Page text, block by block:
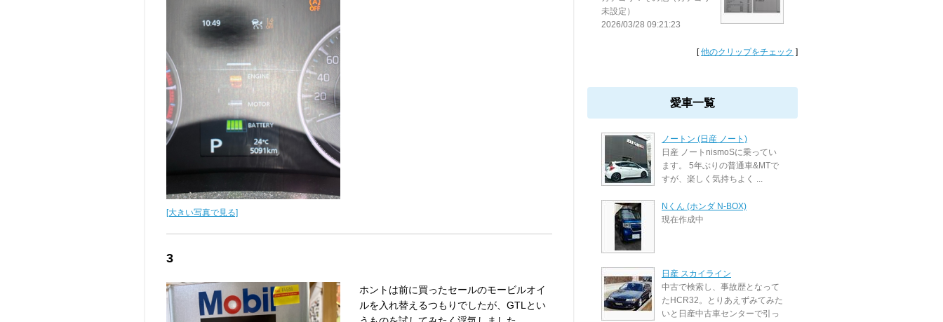
[大きい写真で見る]
3
ホントは前に買ったセールのモービルオイ
ルを入れ替えるつもりでしたが、GTLとい
未設定）
2026/03/28 09:21:23
[他のクリップをチェック ]
愛車一覧
ノートン (日産 ノート)
日産 ノートnismoSに乗ってい
ます。 5年ぶりの普通車&MTで
すが、楽しく気持ちよく ...
Nくん (ホンダ N-BOX)
現在作成中
日産 スカイライン
中古で検索し、事故歴となって
たHCR32。とりあえずみてみた
いと日産中古車センターで引っ